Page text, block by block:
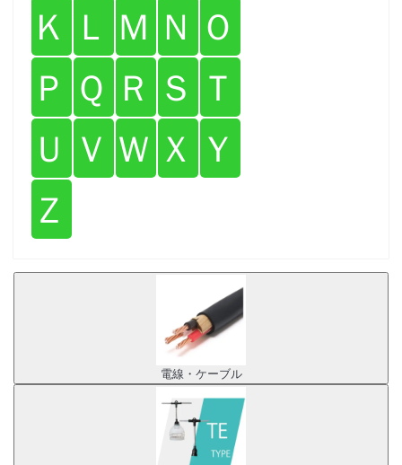
Ｋ Ｌ Ｍ Ｎ Ｏ
Ｐ Ｑ Ｒ Ｓ Ｔ
Ｕ Ｖ Ｗ Ｘ Ｙ
Ｚ
電線・ケーブル